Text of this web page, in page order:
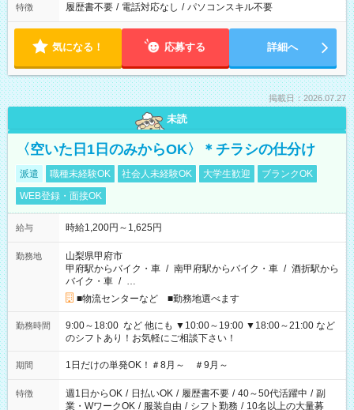
特徴 履歴書不要 / 電話対応なし / パソコンスキル不要
気になる！ 応募する 詳細へ
掲載日：2026.07.27
未読
〈空いた日1日のみからOK〉＊チラシの仕分け
派遣 職種未経験OK 社会人未経験OK 大学生歓迎
ブランクOK
WEB登録・面接OK
給与 時給1,200円～1,625円
勤務地
山梨県甲府市
甲府駅からバイク・車 / 南甲府駅からバイク・車 / 酒折駅から
バイク・車 / …
■物流センターなど ■勤務地選べます
勤務時間
9:00～18:00 など 他にも ▼10:00～19:00 ▼18:00～21:00 など
のシフトあり！お気軽にご相談下さい！
期間 1日だけの単発OK！＃8月～ ＃9月～
特徴 週1日からOK / 日払いOK / 履歴書不要 / 40～50代活躍中 / 副
業・WワークOK / 服装自由 / シフト勤務 / 10名以上の大量募